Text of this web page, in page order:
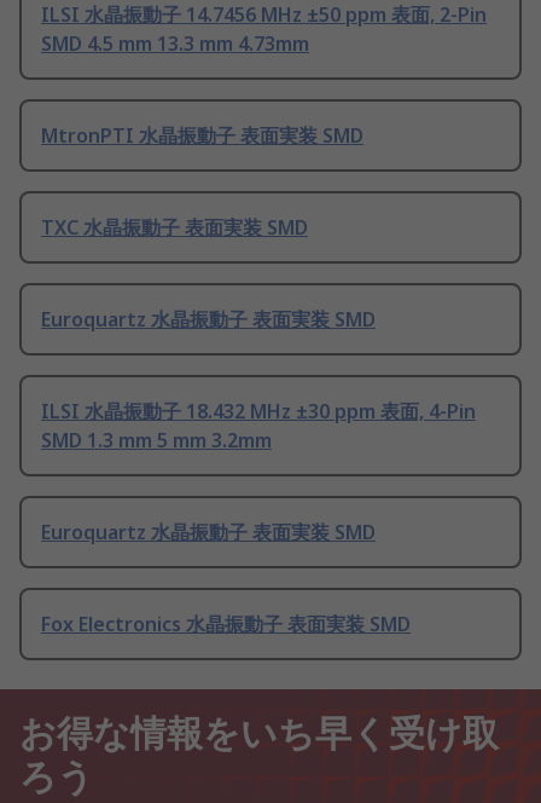
ILSI 水晶振動子 14.7456 MHz ±50 ppm 表面, 2-Pin
SMD 4.5 mm 13.3 mm 4.73mm
MtronPTI 水晶振動子 表面実装 SMD
TXC 水晶振動子 表面実装 SMD
Euroquartz 水晶振動子 表面実装 SMD
ILSI 水晶振動子 18.432 MHz ±30 ppm 表面, 4-Pin
SMD 1.3 mm 5 mm 3.2mm
Euroquartz 水晶振動子 表面実装 SMD
Fox Electronics 水晶振動子 表面実装 SMD
お得な情報をいち早く受け取
ろう